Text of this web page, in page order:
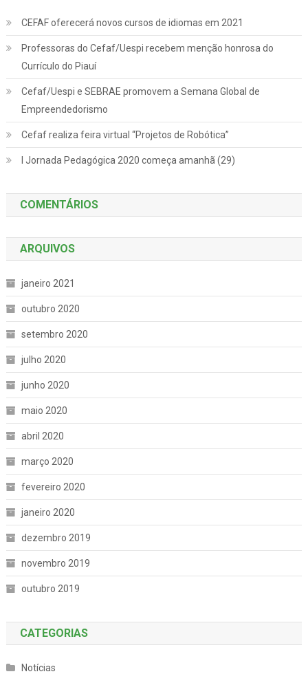
CEFAF oferecerá novos cursos de idiomas em 2021
Professoras do Cefaf/Uespi recebem menção honrosa do
Currículo do Piauí
Cefaf/Uespi e SEBRAE promovem a Semana Global de
Empreendedorismo
Cefaf realiza feira virtual “Projetos de Robótica”
I Jornada Pedagógica 2020 começa amanhã (29)
COMENTÁRIOS
ARQUIVOS
janeiro 2021
outubro 2020
setembro 2020
julho 2020
junho 2020
maio 2020
abril 2020
março 2020
fevereiro 2020
janeiro 2020
dezembro 2019
novembro 2019
outubro 2019
CATEGORIAS
Notícias